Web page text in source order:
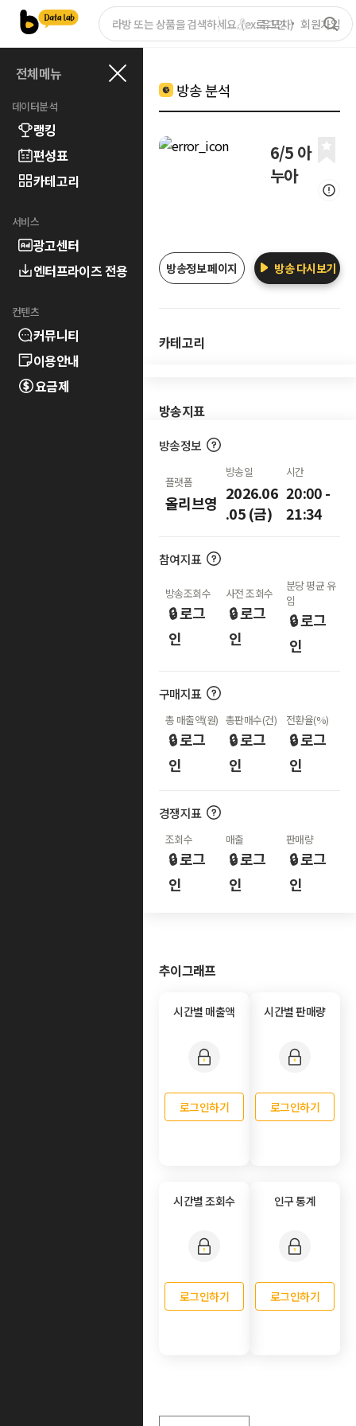
로그인 회원가입
전체메뉴
데이터분석
랭킹
편성표
카테고리
서비스
광고센터
엔터프라이즈 전용
컨텐츠
커뮤니티
이용안내
요금제
방송 분석
6/5 아
누아
방송정보 페이지 방송 다시보기
카테고리
방송지표
방송정보
플랫폼
올리브영
방송일
2026.06
.05 (금)
시간
20:00 -
21:34
참여지표
방송조회수
🔒 로그
인
사전 조회수
🔒 로그
인
분당 평균 유
입
🔒 로그
인
구매지표
총 매출액(원)
🔒 로그
인
총판매수(건)
🔒 로그
인
전환율(%)
🔒 로그
인
경쟁지표
조회수
🔒 로그
인
매출
🔒 로그
인
판매량
🔒 로그
인
추이그래프
시간별 매출액
로그인하기
시간별 판매량
로그인하기
시간별 조회수
로그인하기
인구 통계
로그인하기